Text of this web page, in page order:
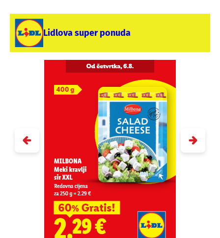
Lidlova super ponuda